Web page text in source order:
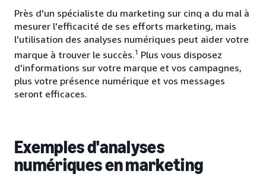
Près d'un spécialiste du marketing sur cinq a du mal à
mesurer l'efficacité de ses efforts marketing, mais
l'utilisation des analyses numériques peut aider votre
marque à trouver le succès.1 Plus vous disposez
d'informations sur votre marque et vos campagnes,
plus votre présence numérique et vos messages
seront efficaces.
Exemples d'analyses
numériques en marketing